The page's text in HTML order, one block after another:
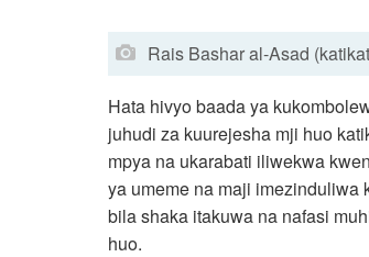
Rais Bashar al-Asad
Hata hivyo baada ya
juhudi za kuurejesha mji huo
mpya na ukarabati iliwekwa
ya umeme na maji imezinduliwa
bila shaka itakuwa na nafasi
huo.